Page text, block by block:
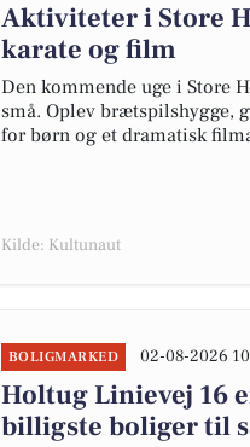
Aktiviteter i Store
karate og film
Den kommende uge i Store
små. Oplev brætspilshygge,
for børn og et dramatisk
Kilde: Kultunaut
BOLIGMARKED 02-08-2026
Holtug Linievej 16
billigste boliger til